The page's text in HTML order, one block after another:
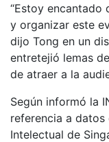
“Estoy encantado
y organizar este
dijo Tong en un
entretejió lemas
de atraer a la
Según informó la
referencia a
Intelectual de